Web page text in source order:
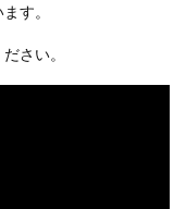
す。
さい。